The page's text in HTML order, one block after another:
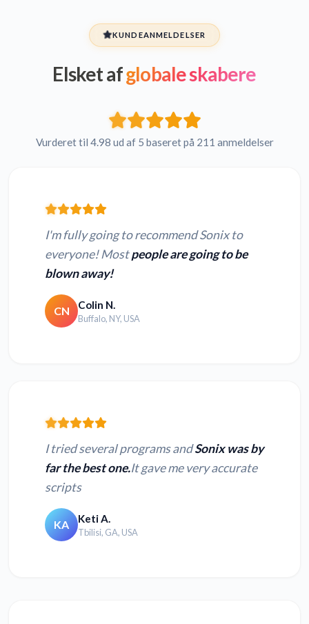
KUNDEANMELDELSER
Elsket afglobale skabere
Vurderet til 4.98 ud af 5 baseret på 211 anmeldelser
I'm fully going to recommend Sonix to
everyone! Mostpeople are going to be
blown away!
CN Colin N.
Buffalo, NY, USA
I tried several programs andSonix was by
far the best one.It gave me very accurate
scripts
KA Keti A.
Tbilisi, GA, USA